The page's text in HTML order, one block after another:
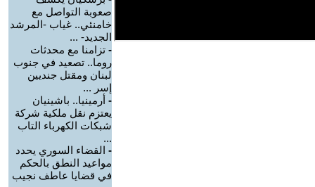
صعوبة التواصل مع
خامنئي.. غياب -المرشد
الجديد- ...
- تزامنا مع محدثات
روما.. تصعيد في جنوب
لبنان ومقتل جنديين
إسر ...
- أرمينيا.. باشينيان
يعتزم نقل ملكية شركة
شبكات الكهرباء التاب
...
- القضاء السوري يحدد
مواعيد النطق بالحكم
في قضايا عاطف نجيب